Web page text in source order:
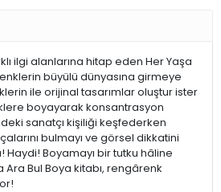
ilgi alanlarına hitap eden Her Yaşa
büyülü dünyasına girmeye
ile orijinal tasarımlar oluştur ister
boyayarak konsantrasyon
sanatçı kişiliği keşfederken
bulmayı ve görsel dikkatini
Haydi! Boyamayı bir tutku hâline
Bul Boya kitabı, rengârenk